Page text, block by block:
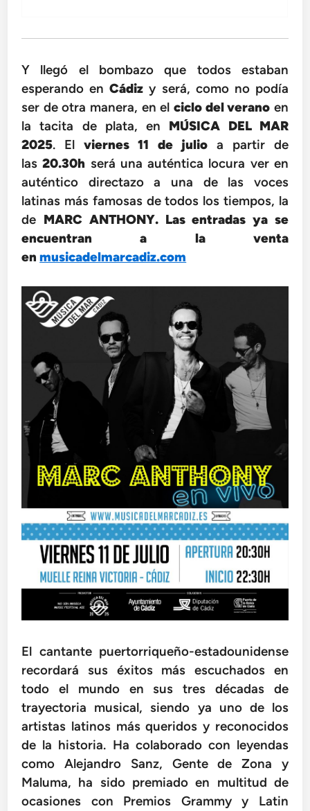
Y llegó el bombazo que todos estaban
esperando enCádiz y será, como no podía
ser de otra manera, en el ciclo del verano en
la tacita de plata, en MÚSICA DEL MAR
2025. Elviernes 11 de julioa partir de
las20.30h será una auténtica locura ver en
auténtico directazo a una de las voces
latinas más famosas de todos los tiempos, la
de MARC ANTHONY. Las entradas ya se
encuentran a la venta
enmusicadelmarcadiz.com
El cantante puertorriqueño-estadounidense
recordará sus éxitos más escuchados en
todo el mundo en sus tres décadas de
trayectoria musical, siendo ya uno de los
artistas latinos más queridos y reconocidos
de la historia. Ha colaborado con leyendas
como Alejandro Sanz, Gente de Zona y
Maluma, ha sido premiado en multitud de
ocasiones con Premios Grammy y Latin